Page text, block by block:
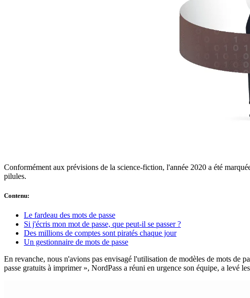
Conformément aux prévisions de la science-fiction, l'année 2020 a été
pilules.
Contenu:
Le fardeau des mots de passe
Si j'écris mon mot de passe, que peut-il se passer ?
Des millions de comptes sont piratés chaque jour
Un gestionnaire de mots de passe
En revanche, nous n'avions pas envisagé l'utilisation de modèles de mots de
passe gratuits à imprimer », NordPass a réuni en urgence son équipe, a levé